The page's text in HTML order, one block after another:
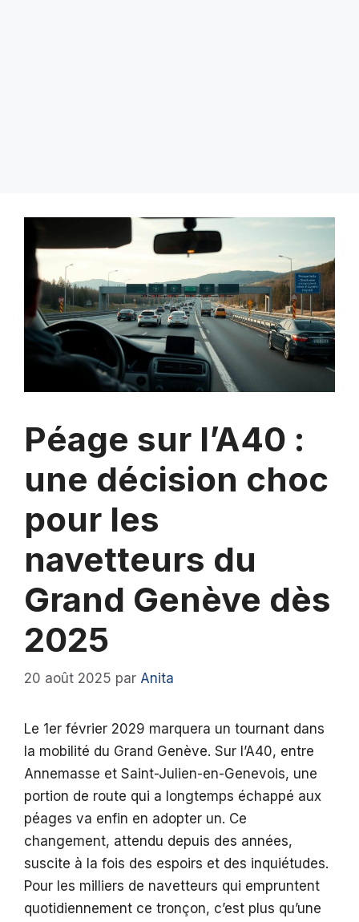
Péage sur l’A40 :
une décision choc
pour les
navetteurs du
Grand Genève dès
2025
20 août 2025 par Anita
Le 1er février 2029 marquera un tournant dans
la mobilité du Grand Genève. Sur l’A40, entre
Annemasse et Saint-Julien-en-Genevois, une
portion de route qui a longtemps échappé aux
péages va enfin en adopter un. Ce
changement, attendu depuis des années,
suscite à la fois des espoirs et des inquiétudes.
Pour les milliers de navetteurs qui empruntent
quotidiennement ce tronçon, c’est plus qu’une